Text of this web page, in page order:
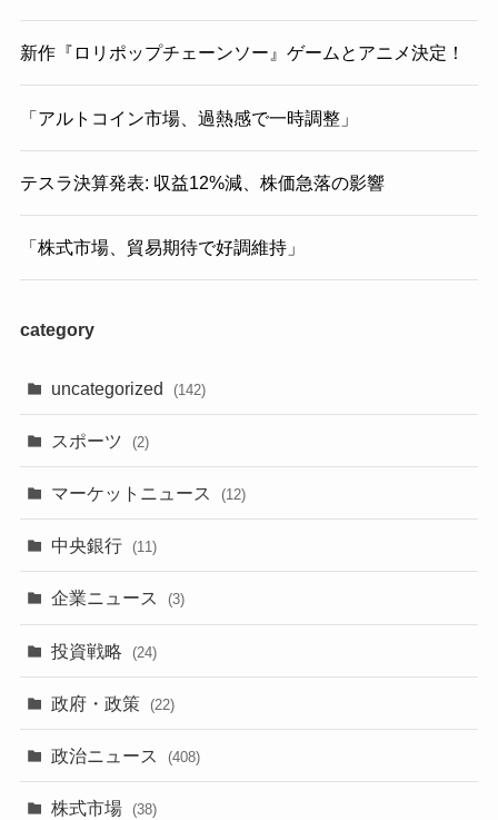
新作『ロリポップチェーンソー』ゲームとアニメ決定！
「アルトコイン市場、過熱感で一時調整」
テスラ決算発表: 収益12%減、株価急落の影響
「株式市場、貿易期待で好調維持」
category
uncategorized (142)
スポーツ (2)
マーケットニュース (12)
中央銀行 (11)
企業ニュース (3)
投資戦略 (24)
政府・政策 (22)
政治ニュース (408)
株式市場 (38)